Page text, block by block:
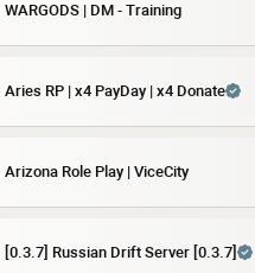
WARGODS | DM - Training
Aries RP | x4 PayDay | x4 Donate
Arizona Role Play | ViceCity
[0.3.7] Russian Drift Server [0.3.7]